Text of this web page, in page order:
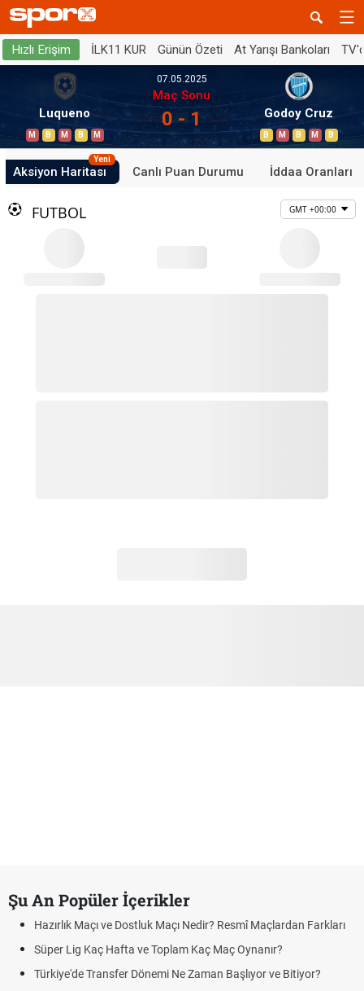
Hızlı Erişim İLK11 KUR Günün Özeti At Yarışı Bankoları
Luqueno
M B M B M
07.05.2025
Maç Sonu
0 - 1 Godoy Cruz
B M B M B
Aksiyon Haritası
Yeni
Canlı Puan Durumu İddaa Oranları
FUTBOL GMT +00:00
Şu An Popüler İçerikler
Hazırlık Maçı ve Dostluk Maçı Nedir? Resmî Maçlardan Farkları
Süper Lig Kaç Hafta ve Toplam Kaç Maç Oynanır?
Türkiye'de Transfer Dönemi Ne Zaman Başlıyor ve Bitiyor?